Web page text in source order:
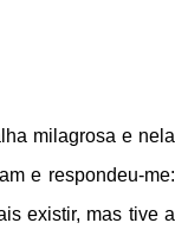
milagrosa e nela
e respondeu-me:
existir, mas tive a